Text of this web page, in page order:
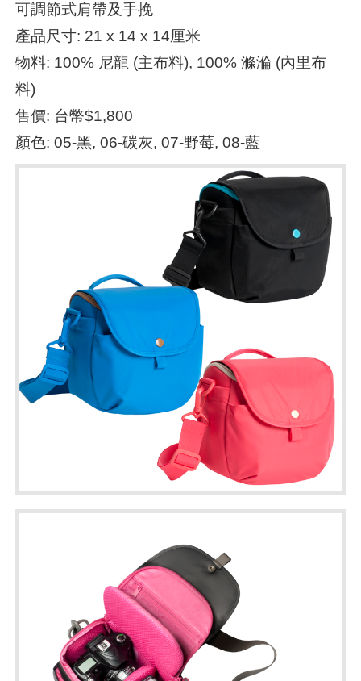
可調節式肩帶及手挽
產品尺寸: 21 x 14 x 14厘米
物料: 100% 尼龍 (主布料), 100% 滌溣 (內里布
料)
售價: 台幣$1,800
顏色: 05-黑, 06-碳灰, 07-野莓, 08-藍